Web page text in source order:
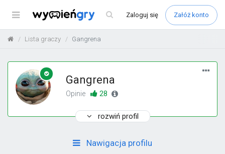
Menu Zaloguj się Załóż konto
Lista graczy Gangrena
Gangrena
Opinie 28
rozwiń profil
Nawigacja profilu